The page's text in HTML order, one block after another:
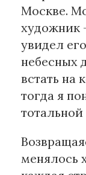
Москве.
художник
увидел
небесных
встать на
тогда я
менялось